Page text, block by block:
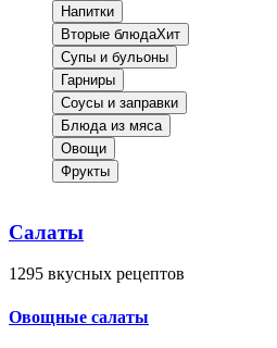
Напитки
Вторые блюдаХит
Супы и бульоны
Гарниры
Соусы и заправки
Блюда из мяса
Овощи
Фрукты
Салаты
1295 вкусных рецептов
Овощные салаты